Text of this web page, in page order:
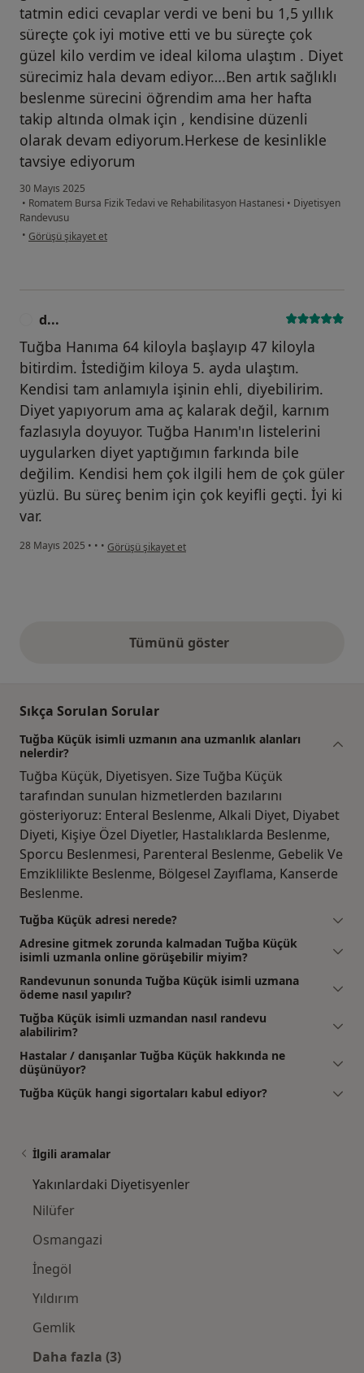
tatmin edici cevaplar verdi ve beni bu 1,5 yıllık
süreçte çok iyi motive etti ve bu süreçte çok
güzel kilo verdim ve ideal kiloma ulaştım . Diyet
sürecimiz hala devam ediyor….Ben artık sağlıklı
beslenme sürecini öğrendim ama her hafta
takip altında olmak için , kendisine düzenli
olarak devam ediyorum.Herkese de kesinlikle
tavsiye ediyorum
30 Mayıs 2025
• Romatem Bursa Fizik Tedavi ve Rehabilitasyon Hastanesi • Diyetisyen
Randevusu
• kullanıcının görüşüne göre s....g
Görüşü şikayet et
d...
Tuğba Hanıma 64 kiloyla başlayıp 47 kiloyla
bitirdim. İstediğim kiloya 5. ayda ulaştım.
Kendisi tam anlamıyla işinin ehli, diyebilirim.
Diyet yapıyorum ama aç kalarak değil, karnım
fazlasıyla doyuyor. Tuğba Hanım'ın listelerini
uygularken diyet yaptığımın farkında bile
değilim. Kendisi hem çok ilgili hem de çok güler
yüzlü. Bu süreç benim için çok keyifli geçti. İyi ki
var.
28 Mayıs 2025 • • • kullanıcının görüşüne göre d...
Görüşü şikayet et
Tümünü gösteryukarıdaki görüşler
Sıkça Sorulan Sorular
Tuğba Küçük isimli uzmanın ana uzmanlık alanları
nelerdir?
Tuğba Küçük, Diyetisyen. Size Tuğba Küçük
tarafından sunulan hizmetlerden bazılarını
gösteriyoruz: Enteral Beslenme, Alkali Diyet, Diyabet
Diyeti, Kişiye Özel Diyetler, Hastalıklarda Beslenme,
Sporcu Beslenmesi, Parenteral Beslenme, Gebelik Ve
Emziklilikte Beslenme, Bölgesel Zayıflama, Kanserde
Beslenme.
Tuğba Küçük adresi nerede?
Adresine gitmek zorunda kalmadan Tuğba Küçük
isimli uzmanla online görüşebilir miyim?
Randevunun sonunda Tuğba Küçük isimli uzmana
ödeme nasıl yapılır?
Tuğba Küçük isimli uzmandan nasıl randevu
alabilirim?
Hastalar / danışanlar Tuğba Küçük hakkında ne
düşünüyor?
Tuğba Küçük hangi sigortaları kabul ediyor?
İlgili aramalar
Yakınlardaki Diyetisyenler
Nilüfer
Osmangazi
İnegöl
Yıldırım
Gemlik
Daha fazla (3)